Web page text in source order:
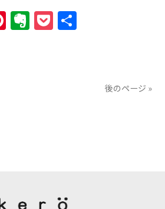
Pinterest
Evernote
Pocket
後のページ »